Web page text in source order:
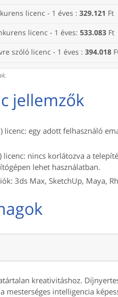
licenc - 1 éves : 329.121 Ft
licenc - 1 éves: 533.083 Ft
szóló licenc - 1 éves : 394.018
jellemzők
licenc: egy adott felhasználó
licenc: nincs korlátozva a
lehet használatban.
3ds Max, SketchUp, Maya,
kreativitáshoz.
mesterséges intelligencia